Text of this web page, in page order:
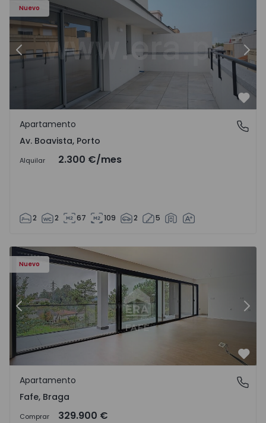
Nuevo
Anterior
Av. Boavista, Porto
Apartamento
Av. Boavista, Porto
Alquilar 2.300 €/mes
2 2 67 109 2 5
Nuevo
Anterior
Fafe, Braga
Apartamento
Fafe, Braga
Comprar 329.900 €